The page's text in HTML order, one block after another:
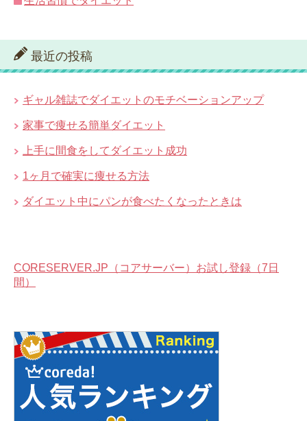
最近の投稿
ギャル雑誌でダイエットのモチベーションアップ
家事で痩せる簡単ダイエット
上手に間食をしてダイエット成功
1ヶ月で確実に痩せる方法
ダイエット中にパンが食べたくなったときは
CORESERVER.JP（コアサーバー）お試し登録（7日
間）